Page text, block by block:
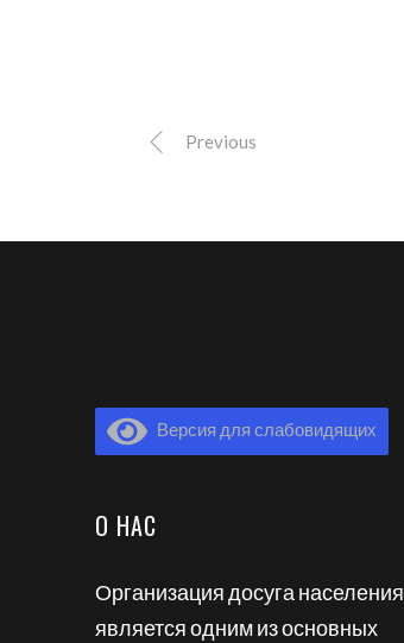
Previous
Версия для слабовидящих
О НАС
Организация досуга населения
является одним из основных